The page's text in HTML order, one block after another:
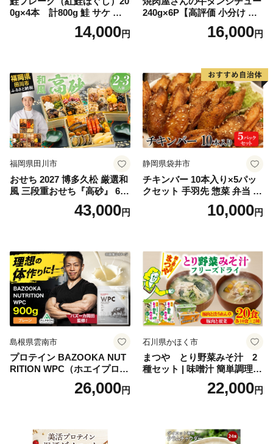
0g×4本 計800g 鮭 サケ 鮭
ほぐし サケフレーク シャケ
フレーク 鮭フレーク14,000円
240g×6P【高評価 小分け 惣
菜 牛たん 一人暮らし 冷凍】
16,000円
福岡県田川市
おせち 2027 博多久松 厳選和
風 三段重おせち『高砂』 6.5
寸 3段重 2～3人前 おせち料
理 重箱 お正月 冷凍おせち 縁
ち 本格おせち おせち予約 年
末 年始 お取り寄せ 新春 贅沢
おせち こだわりおせち 惣菜
老舗おせち ふるさと納税お
せち 御節 お節料理 正月 調理
不要 おせち料理2027
43,000円
静岡県袋井市
チキンバー 10本入り×5パッ
クセット 手羽先 惣菜 弁当 お
かず お酒 おつまみ ギフト キ
ャンプ アウトドア キャンプ
10,000円
島根県雲南市
プロテイン BAZOOKA NUT
RITION WPC（ホエイプロテ
イン）＜プレーン＞ 900g｜
バズーカ岡田監修・植物由来
ロン [AIEN005]
26,000円
石川県かほく市
まつや とり野菜みそ汁 2
種セット | 味噌汁 簡単調理
お味噌 おみそ みそ とり野菜
時短料理 時短ごはん ご当地
22,000円